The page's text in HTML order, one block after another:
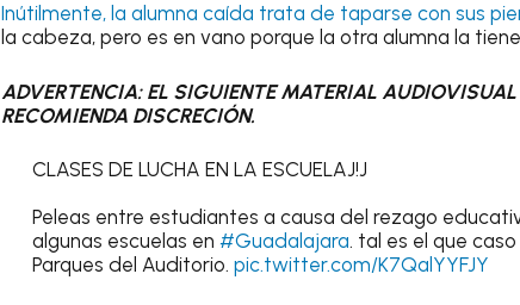
Inútilmente, la alumna caída trata de taparse con sus
la cabeza, pero es en vano porque la otra alumna la
ADVERTENCIA: EL SIGUIENTE MATERIAL
RECOMIENDA DISCRECIÓN.
CLASES DE LUCHA EN LA ESCUELAJ!J
Peleas entre estudiantes a causa del rezago
algunas escuelas en #Guadalajara. tal es el que
Parques del Auditorio. pic.twitter.com/K7QalYYFJY